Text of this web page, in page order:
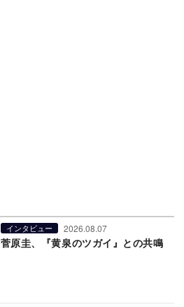
インタビュー 2026.08.07
菅原圭、『黄泉のツガイ』との共鳴